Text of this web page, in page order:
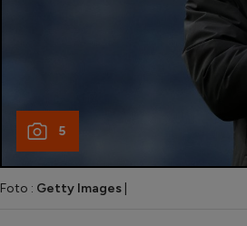
5
Foto : Getty Images